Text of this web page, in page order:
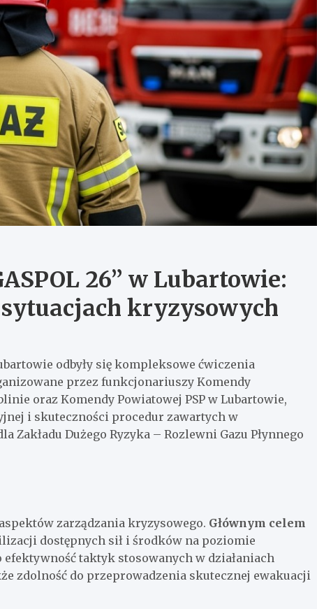
26” w Lubartowie:
sytuacjach kryzysowych
odbyły się kompleksowe ćwiczenia
przez funkcjonariuszy Komendy
oraz Komendy Powiatowej PSP w Lubartowie,
i skuteczności procedur zawartych w
Dużego Ryzyka – Rozlewni Gazu Płynnego
zarządzania kryzysowego. Głównym celem
dostępnych sił i środków na poziomie
taktyk stosowanych w działaniach
zdolność do przeprowadzenia skutecznej ewakuacji